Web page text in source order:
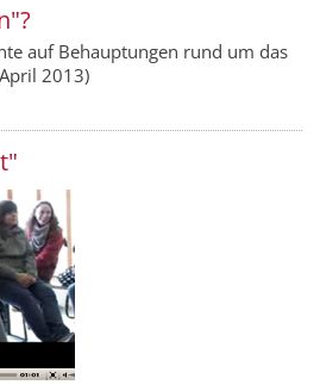
auf Behauptungen rund um das
2013)